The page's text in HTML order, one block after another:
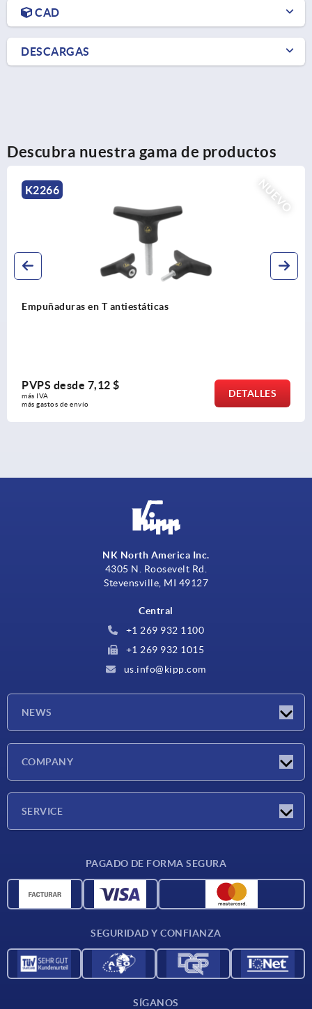
CAD
DESCARGAS
Descubra nuestra gama de productos
NUEVO
K2266
Empuñaduras en T antiestáticas
PVPS desde7,12 $
más IVA
más gastos de envío
DETALLES
NK North America Inc.
4305 N. Roosevelt Rd.
Stevensville, MI 49127
Central
+1 269 932 1100
+1 269 932 1015
us.info@kipp.com
NEWS
COMPANY
SERVICE
Materiales
PAGADO DE FORMA SEGURA
SEGURIDAD Y CONFIANZA
SÍGANOS